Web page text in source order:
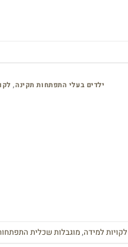
ילדים בעלי התפתחות תקינה,
לקויות למידה,מוגבלות שכלית